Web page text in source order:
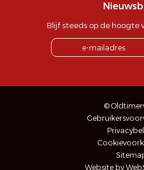
Blijf steeds op de hoogte
©
Website by